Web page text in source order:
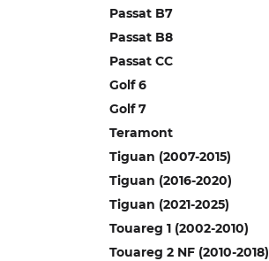
Passat B7
Passat B8
Passat CC
Golf 6
Golf 7
Teramont
Tiguan (2007-2015)
Tiguan (2016-2020)
Tiguan (2021-2025)
Touareg 1 (2002-2010)
Touareg 2 NF (2010-2018)